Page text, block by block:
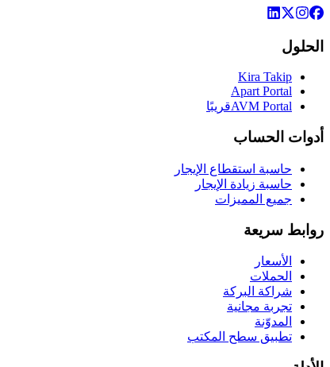
الحلول
Kira Takip
Apart Portal
AVM Portalقريبًا
أدوات الحساب
حاسبة استقطاع الإيجار
حاسبة زيادة الإيجار
جميع المميزات
روابط سريعة
الأسعار
الحملات
شراكة البركة
تجربة مجانية
المدوّنة
تطبيق سطح المكتب